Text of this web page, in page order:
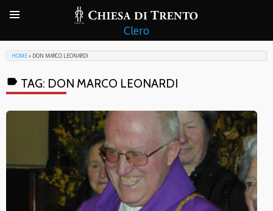
Clero
HOME » DON MARCO LEONARDI
label TAG: DON MARCO LEONARDI